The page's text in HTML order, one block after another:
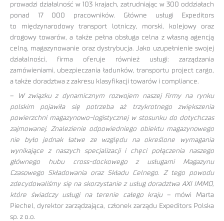
prowadzi działalność w 103 krajach, zatrudniając w 300 oddziałach
ponad 17 000 pracowników. Główne usługi Expeditors
to międzynarodowy transport lotniczy, morski, kolejowy oraz
drogowy towarów, a także pełna obsługa celna z własną agencją
celną, magazynowanie oraz dystrybucja. Jako uzupełnienie swojej
działalności, firma oferuje również usługi: zarządzania
zamówieniami, ubezpieczania ładunków, transportu project cargo,
a także doradztwa z zakresu klasyfikacji towarów i compliance.
–
W związku z dynamicznym rozwojem naszej firmy na rynku
polskim pojawiła się potrzeba aż trzykrotnego zwiększenia
powierzchni magazynowo-logistycznej w stosunku do dotychczas
zajmowanej. Znalezienie odpowiedniego obiektu magazynowego
nie było jednak łatwe ze względu na określone wymagania
wynikające z naszych specjalizacji i chęci połączenia naszego
głównego hubu cross-dockowego z usługami Magazynu
Czasowego Składowania oraz Składu Celnego. Z tego powodu
zdecydowaliśmy się na skorzystanie z usług doradztwa AXI IMMO,
które świadczy usługi na terenie całego kraju– mówi Marta
Piechel, dyrektor zarządzająca, członek zarządu Expeditors Polska
sp. z o.o.